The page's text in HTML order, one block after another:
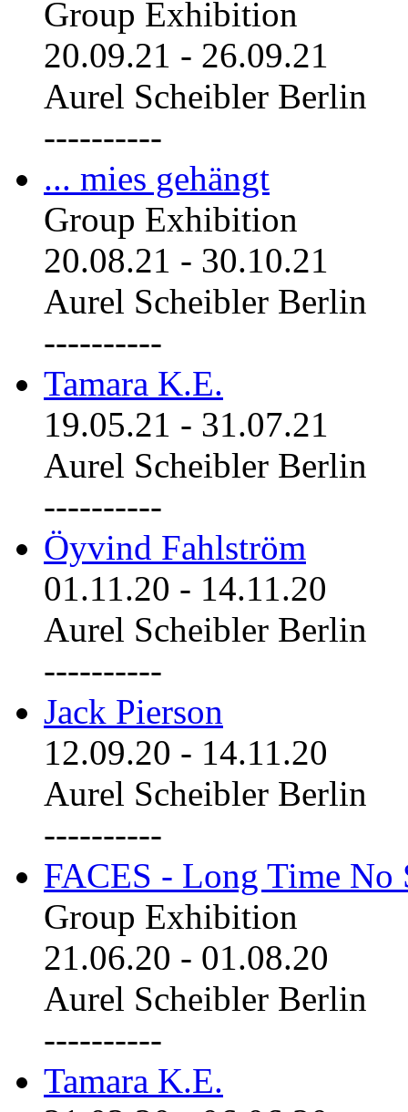
Group Exhibition
20.09.21 - 26.09.21
Aurel Scheibler Berlin
----------
... mies gehängt
Group Exhibition
20.08.21 - 30.10.21
Aurel Scheibler Berlin
----------
Tamara K.E.
19.05.21 - 31.07.21
Aurel Scheibler Berlin
----------
Öyvind Fahlström
01.11.20 - 14.11.20
Aurel Scheibler Berlin
----------
Jack Pierson
12.09.20 - 14.11.20
Aurel Scheibler Berlin
----------
FACES - Long Time No
Group Exhibition
21.06.20 - 01.08.20
Aurel Scheibler Berlin
----------
Tamara K.E.